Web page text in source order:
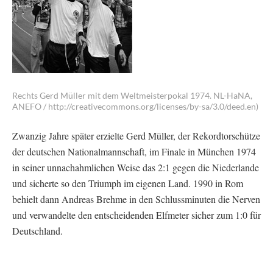
Rechts Gerd Müller mit dem Weltmeisterpokal 1974. NL-HaNA,
ANEFO / http://creativecommons.org/licenses/by-sa/3.0/deed.en)
Zwanzig Jahre später erzielte Gerd Müller, der Rekordtorschütze
der deutschen Nationalmannschaft, im Finale in München 1974
in seiner unnachahmlichen Weise das 2:1 gegen die Niederlande
und sicherte so den Triumph im eigenen Land. 1990 in Rom
behielt dann Andreas Brehme in den Schlussminuten die Nerven
und verwandelte den entscheidenden Elfmeter sicher zum 1:0 für
Deutschland.